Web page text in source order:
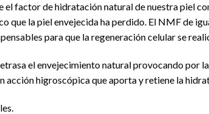
el factor de hidratación natural de nuestra piel
que la piel envejecida ha perdido. El NMF de
para que la regeneración celular se
el envejecimiento natural provocando por
higroscópica que aporta y retiene la